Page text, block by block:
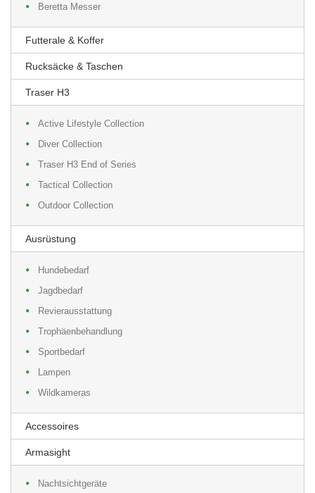
Beretta Messer
Futterale & Koffer
Rucksäcke & Taschen
Traser H3
Active Lifestyle Collection
Diver Collection
Traser H3 End of Series
Tactical Collection
Outdoor Collection
Ausrüstung
Hundebedarf
Jagdbedarf
Revierausstattung
Trophäenbehandlung
Sportbedarf
Lampen
Wildkameras
Accessoires
Armasight
Nachtsichtgeräte